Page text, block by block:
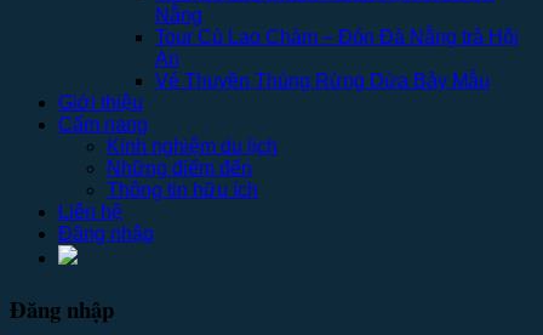
Nẵng
Tour Cù Lao Chàm – Đón Đà Nẵng trả Hội
An
Vé Thuyền Thúng Rừng Dừa Bảy Mẫu
Giới thiệu
Cẩm nang
Kinh nghiệm du lịch
Những điểm đến
Thông tin hữu ích
Liên hệ
Đăng nhập
Đăng nhập